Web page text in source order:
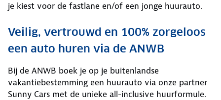
je kiest voor de fastlane en/of een jonge huurauto.
Veilig, vertrouwd en 100% zorgeloos
een auto huren via de ANWB
Bij de ANWB boek je op je buitenlandse
vakantiebestemming een huurauto via onze partner
Sunny Cars met de unieke all-inclusive huurformule.